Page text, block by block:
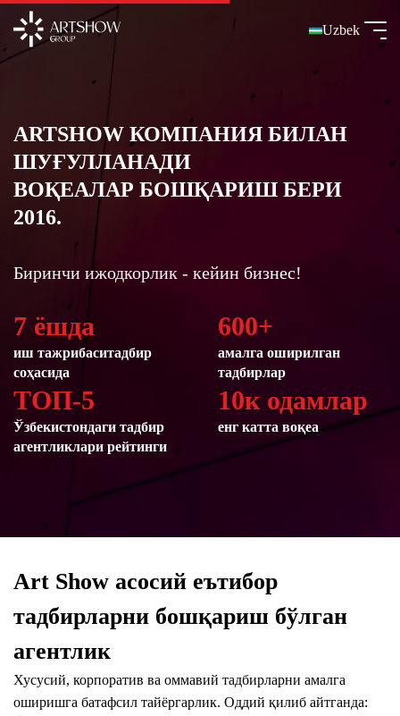
Uzbek
ARTSHOW КОМПАНИЯ БИЛАН
ШУҒУЛЛАНАДИ
ВОҚЕАЛАР БОШҚАРИШ БЕРИ
2016.
Биринчи ижодкорлик - кейин бизнес!
7 ёшда
иш тажрибаситадбир
соҳасида
600+
амалга оширилган
тадбирлар
ТОП-5
Ўзбекистондаги тадбир
агентликлари рейтинги
10к одамлар
енг катта воқеа
Art Show асосий еътибор
тадбирларни бошқариш бўлган
агентлик
Хусусий, корпоратив ва оммавий тадбирларни амалга
оширишга батафсил тайёргарлик. Оддий қилиб айтганда: